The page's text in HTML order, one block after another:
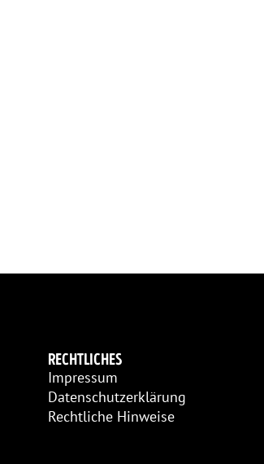
RECHTLICHES
Impressum
Datenschutzerklärung
Rechtliche Hinweise